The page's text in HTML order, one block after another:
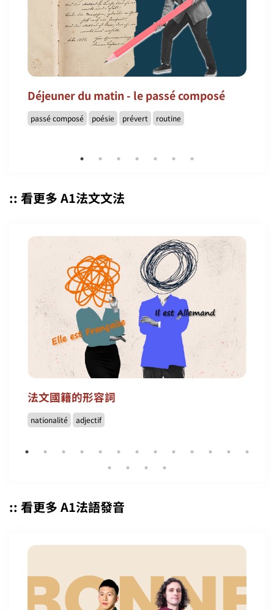
Déjeuner du matin - le passé composé
passé composé poésie prévert routine
:: 看更多 A1法文文法
法文國籍的形容詞
nationalité adjectif
:: 看更多 A1法語發音